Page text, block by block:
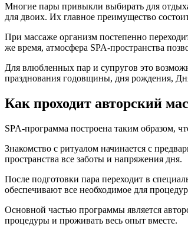
Многие пары привыкли выбирать для
для двоих. Их главное преимущество
При массаже организм постепенно
же время, атмосфера SPA-пространства
Для влюбленных пар и супругов это
празднования годовщины, дня рождения,
Как проходит авторский
SPA-программа построена таким образом,
Знакомство с ритуалом начинается с
пространства все заботы и напряжения дня.
После подготовки пара переходит в
обеспечивают все необходимое для
Основной частью программы является
процедуры и проживать весь опыт вместе.